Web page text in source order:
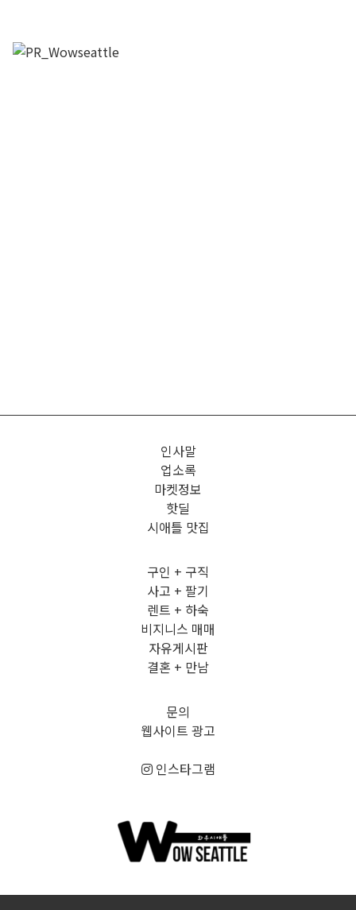
인사말
업소록
마켓정보
핫딜
시애틀 맛집
구인 + 구직
사고 + 팔기
렌트 + 하숙
비지니스 매매
자유게시판
결혼 + 만남
문의
웹사이트 광고
인스타그램